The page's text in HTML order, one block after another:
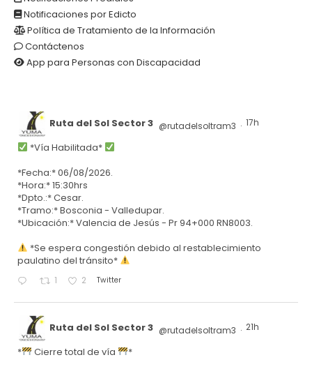
Notificaciones por Edicto
Política de Tratamiento de la Información
Contáctenos
App para Personas con Discapacidad
Ruta del Sol Sector 3 @rutadelsoltram3 · 17h
*Vía Habilitada*
*Fecha:* 06/08/2026.
*Hora:* 15:30hrs
*Dpto.:* Cesar.
*Tramo:* Bosconia - Valledupar.
*Ubicación:* Valencia de Jesús - Pr 94+000 RN8003.
*Se espera congestión debido al restablecimiento
paulatino del tránsito*
1 2 Twitter
Ruta del Sol Sector 3 @rutadelsoltram3 · 21h
* Cierre total de vía
*